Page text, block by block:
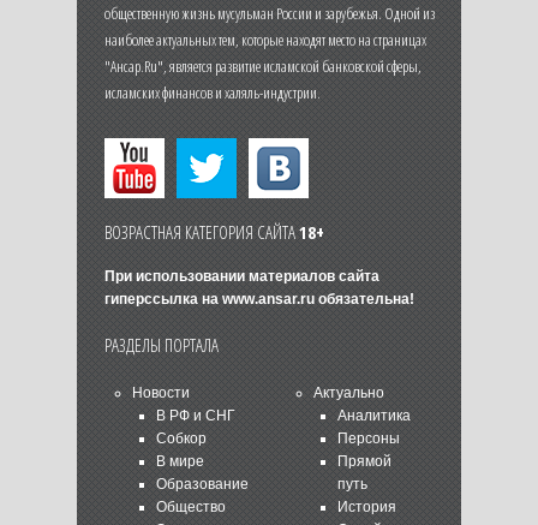
общественную жизнь мусульман России и зарубежья. Одной из
наиболее актуальных тем, которые находят место на страницах
"Ансар.Ru", является развитие исламской банковской сферы,
исламских финансов и халяль-индустрии.
ВОЗРАСТНАЯ КАТЕГОРИЯ САЙТА18+
При использовании материалов сайта
гиперссылка на www.ansar.ruобязательна!
РАЗДЕЛЫ ПОРТАЛА
Новости
В РФ и СНГ
Собкор
В мире
Образование
Общество
Актуально
Аналитика
Персоны
Прямой
путь
История